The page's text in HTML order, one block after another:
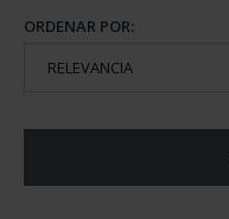
ORDENAR POR: